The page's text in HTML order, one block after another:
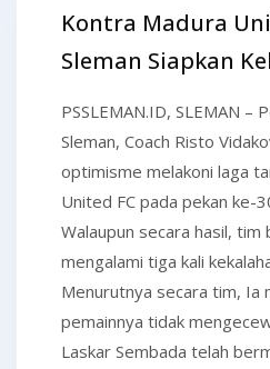
Kontra Madura
Sleman Siapkan
PSSLEMAN.ID, SLEMAN –
Sleman, Coach Risto
optimisme melakoni laga
United FC pada pekan ke-
Walaupun secara hasil, tim
mengalami tiga kali
Menurutnya secara tim, Ia
pemainnya tidak
Laskar Sembada telah